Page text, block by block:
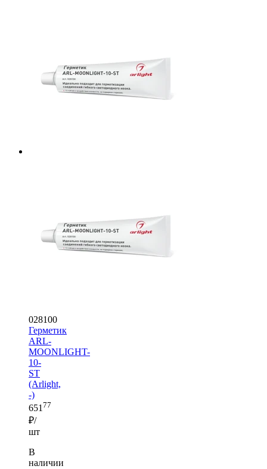
028100
Герметик
ARL-
MOONLIGHT-
10-
ST
(Arlight,
-)
65177
₽/
шт
В
наличии